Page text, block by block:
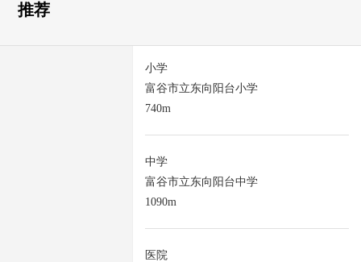
推荐
小学
富谷市立东向阳台小学
740m
中学
富谷市立东向阳台中学
1090m
医院